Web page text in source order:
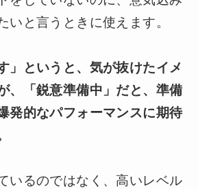
いと言うときに使えます。
」というと、気が抜けたイメ
、「鋭意準備中」だと、準備
発的なパフォーマンスに期待
いるのではなく、高いレベル